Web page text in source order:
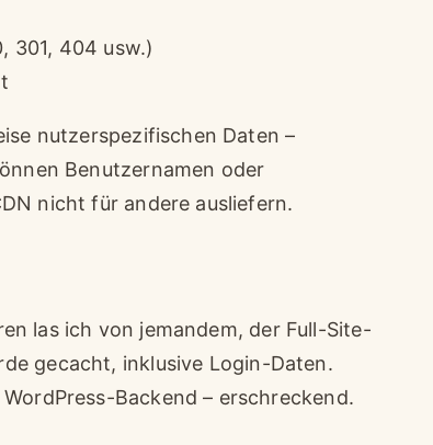
301, 404 usw.)
nutzerspezifischen Daten –
Benutzernamen oder
nicht für andere ausliefern.
las ich von jemandem, der Full-Site-
gecacht, inklusive Login-Daten.
Backend – erschreckend.